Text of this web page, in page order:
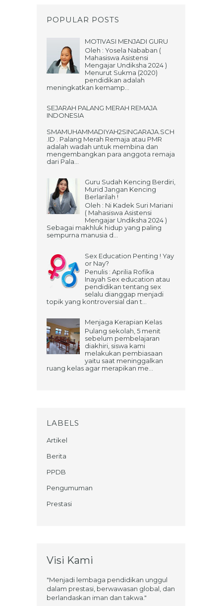
POPULAR POSTS
MOTIVASI MENJADI GURU
Oleh : Yosela Nababan (
Mahasiswa Asistensi
Mengajar Undiksha 2024 )
Menurut Sukma (2020)
pendidikan adalah
meningkatkan kemamp...
SEJARAH PALANG MERAH REMAJA
INDONESIA
SMAMUHAMMADIYAH2SINGARAJA.SCH
.ID . Palang Merah Remaja atau PMR
adalah wadah untuk membina dan
mengembangkan para anggota remaja
dari Pala...
Guru Sudah Kencing Berdiri,
Murid Jangan Kencing
Berlarilah !
Oleh : Ni Kadek Suri Mariani
( Mahasiswa Asistensi
Mengajar Undiksha 2024 )
Sebagai makhluk hidup yang paling
sempurna manusia d...
Sex Education Penting ! Yay
or Nay?
Penulis : Aprilia Rofika
Inayah Sex education atau
pendidikan tentang sex
selalu dianggap menjadi
topik yang kontroversial dan t...
Menjaga Kerapian Kelas
Pulang sekolah, 5 menit
sebelum pembelajaran
diakhiri, siswa kami
melakukan pembiasaan
yaitu saat meninggalkan
ruang kelas agar merapikan me...
LABELS
Artikel
Berita
PPDB
Pengumuman
Prestasi
Visi Kami
"Menjadi lembaga pendidikan unggul
dalam prestasi, berwawasan global, dan
berlandaskan iman dan takwa."